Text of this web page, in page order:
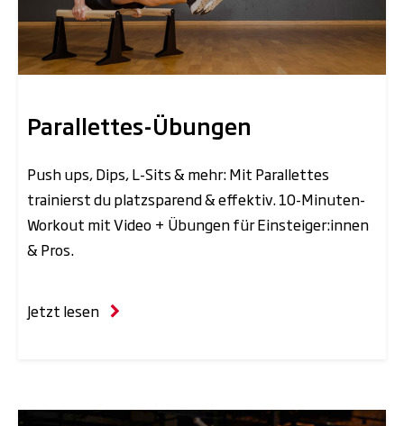
Parallettes-Übungen
Push ups, Dips, L-Sits & mehr: Mit Parallettes
trainierst du platzsparend & effektiv. 10-Minuten-
Workout mit Video + Übungen für Einsteiger:innen
& Pros.
Jetzt lesen